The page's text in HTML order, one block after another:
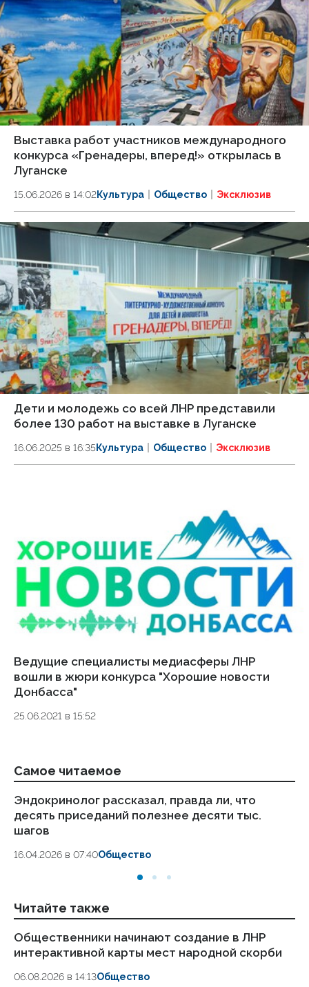
Выставка работ участников международного
конкурса «Гренадеры, вперед!» открылась в
Луганске
15.06.2026 в 14:02Культура Общество Эксклюзив
Дети и молодежь со всей ЛНР представили
более 130 работ на выставке в Луганске
16.06.2025 в 16:35 Культура Общество Эксклюзив
Ведущие специалисты медиасферы ЛНР
вошли в жюри конкурса "Хорошие новости
Донбасса"
25.06.2021 в 15:52
Самое читаемое
Эндокринолог рассказал, правда ли, что
десять приседаний полезнее десяти тыс.
шагов
16.04.2026 в 07:40Общество
Читайте также
Общественники начинают создание в ЛНР
интерактивной карты мест народной скорби
06.08.2026 в 14:13Общество